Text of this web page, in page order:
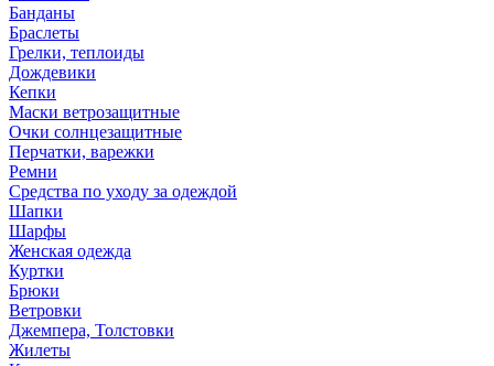
Банданы
Браслеты
Грелки, теплоиды
Дождевики
Кепки
Маски ветрозащитные
Очки солнцезащитные
Перчатки, варежки
Ремни
Средства по уходу за одеждой
Шапки
Шарфы
Женская одежда
Куртки
Брюки
Ветровки
Джемпера, Толстовки
Жилеты